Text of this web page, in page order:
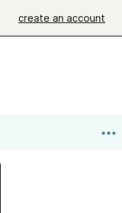
create an account